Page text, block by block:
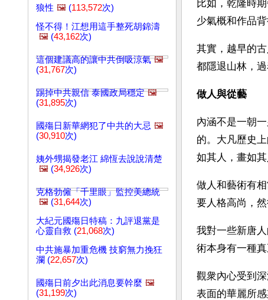
狼性 🖼️ (113,572次)
怪不得！江想用這手整死胡錦濤
🖼️ (43,162次)
這個建議高的讓中共倒吸涼氣 🖼️
(31,767次)
踢掉中共親信 泰國政局穩定 🖼️
(31,895次)
國殤日新華網犯了中共的大忌 🖼️
(30,910次)
姨外甥揭發老江 綿恆去說說清楚
🖼️ (34,926次)
克格勃僱「千里眼」監控美總統
🖼️ (31,644次)
大紀元國殤日特稿：九評退黨是
心靈自救 (21,068次)
中共施暴加重危機 技窮無力挽狂
瀾 (22,657次)
國殤日前夕出此消息要幹麼 🖼️
(31,199次)
比如，乾隆時
少氣概和作品
其實，越早的
都隱退山林，
做人與從藝
內涵不是一朝
的。大凡歷史
如其人，畫如其
做人和藝術有
要人格高尚，
我對一些新唐
術本身有一種
觀衆內心受到
表面的華麗所